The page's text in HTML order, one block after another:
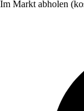
Im Markt abholen